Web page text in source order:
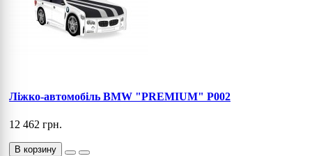
Ліжко-автомобіль BMW "PREMIUM" P002
12 462 грн.
В корзину